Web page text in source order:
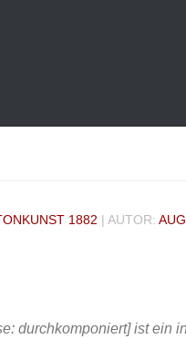
1882 | AUTOR:
durchkomponiert] ist ein